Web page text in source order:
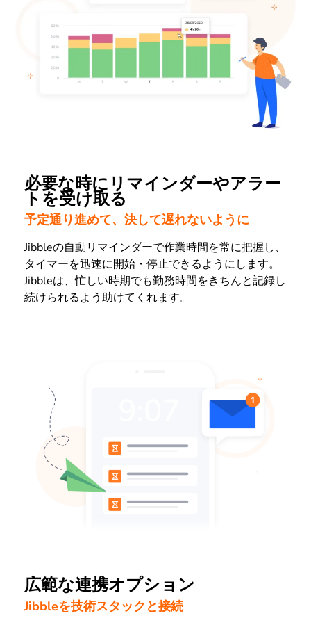
必要な時にリマインダーやアラー
トを受け取る
予定通り進めて、決して遅れないように
Jibbleの自動リマインダーで作業時間を常に把握し、
タイマーを迅速に開始・停止できるようにします。
Jibbleは、忙しい時期でも勤務時間をきちんと記録し
続けられるよう助けてくれます。
広範な連携オプション
Jibbleを技術スタックと接続